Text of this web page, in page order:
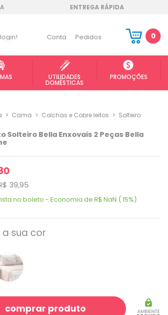
ENTREGA RÁPIDA
Conta Pedidos 0
UTILIDADES
DOMÉSTICAS
PROMOÇÕES
> Cama > Colchas e Cobre leitos > Solteiro
Solteiro Bella Enxovais 2 Peças Bella
39,95
no boleto - Economia de R$ NaN ( 15%)
a sua cor
comprar produto